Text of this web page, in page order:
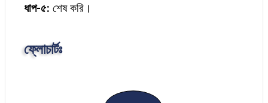
ধাপ-৫: শেষ করি।
ফ্লোচার্টঃ